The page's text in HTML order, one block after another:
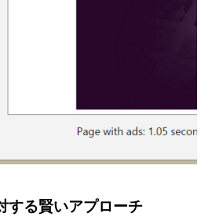
する賢いアプローチ